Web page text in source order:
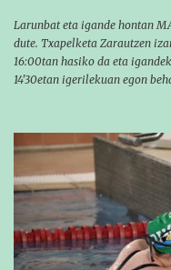
Larunbat eta igande hontan
dute. Txapelketa Zarautzen
16:00tan hasiko da eta
14'30etan igerilekuan egon
domingo los MASTERS
competición se celebrará en
las 10:00 la del domingo.
piscina a las 14:30 el sabado
Aritzbatalde). SERIES